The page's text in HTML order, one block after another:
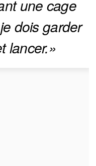
une cage
dois garder
lancer.»